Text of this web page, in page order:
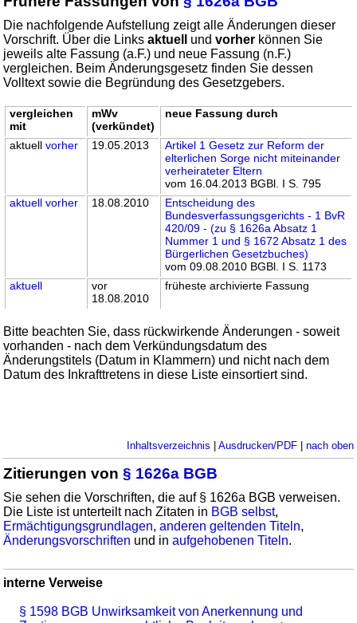
Die nachfolgende Aufstellung zeigt alle Änderungen dieser
Vorschrift. Über die Linksaktuell undvorher können Sie
jeweils alte Fassung (a.F.) und neue Fassung (n.F.)
vergleichen. Beim Änderungsgesetz finden Sie dessen
Volltext sowie die Begründung des Gesetzgebers.
vergleichen
mit
mWv
(verkündet)
neue Fassung durch
aktuellvorher 19.05.2013
Artikel 1 Gesetz zur Reform der
elterlichen Sorge nicht miteinander
verheirateter Eltern
vom 16.04.2013 BGBl. I S. 795
aktuell vorher 18.08.2010
Entscheidung des
Bundesverfassungsgerichts - 1 BvR
420/09 - (zu § 1626a Absatz 1
Nummer 1 und § 1672 Absatz 1 des
Bürgerlichen Gesetzbuches)
vom 09.08.2010 BGBl. I S. 1173
aktuell
vor
18.08.2010
früheste archivierte Fassung
Bitte beachten Sie, dass rückwirkende Änderungen - soweit
vorhanden - nach dem Verkündungsdatum des
Änderungstitels (Datum in Klammern) und nicht nach dem
Datum des Inkrafttretens in diese Liste einsortiert sind.
Inhaltsverzeichnis | Ausdrucken/PDF| nach oben
Zitierungen von§ 1626a BGB
Sie sehen die Vorschriften, die auf § 1626a BGB verweisen.
Die Liste ist unterteilt nach Zitaten in BGB selbst,
Ermächtigungsgrundlagen,anderen geltenden Titeln,
Änderungsvorschriften und inaufgehobenen Titeln.
interne Verweise
§ 1598 BGB Unwirksamkeit von Anerkennung und